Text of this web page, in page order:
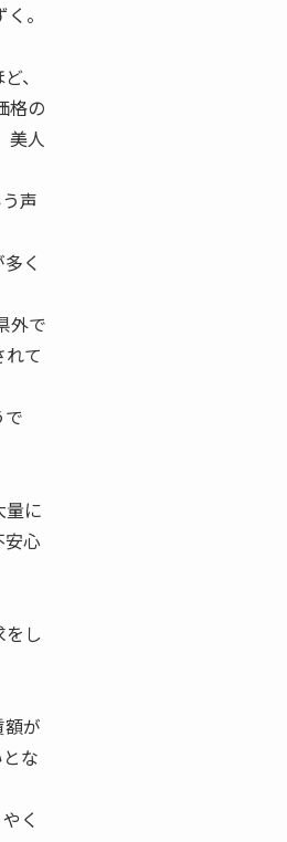
。
、
格の
美人
声
く
外で
て
量に
心
し
が
な
く